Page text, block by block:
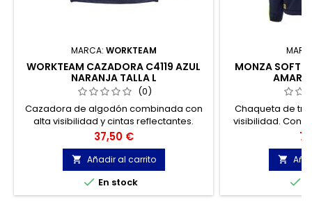
MARCA: WORKTEAM
WORKTEAM CAZADORA C4119 AZUL
NARANJA TALLA L
(0)
Cazadora de algodón combinada con
alta visibilidad y cintas reflectantes.
Precio
37,50 €
 Añadir al carrito
 En stock
MONZA
Chaqueta de
visibilidad. Con
entrada de aire
en el codo

